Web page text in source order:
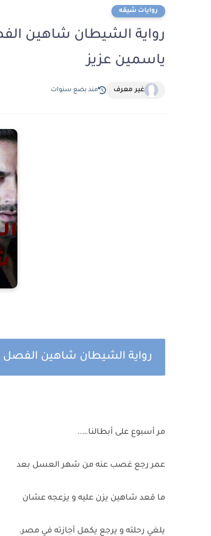
روايات شيقه
ياسمين عزيز
غير معرف منذ بضع سنوات
رواية الشيطان شاهين الفصل
مر أسبوع على أبطالنا…..
عمر رجع غصب عنه من شهر العسل بعد
ما قعد شاهين يزن عليه و يزعجه عشان
يلغي رحلته و يرجع يكمل أجازته في مصر.